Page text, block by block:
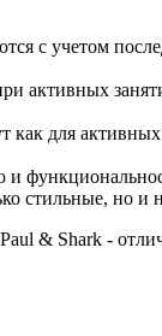
с учетом
активных
для активных
и
стильные, но и
& Shark -